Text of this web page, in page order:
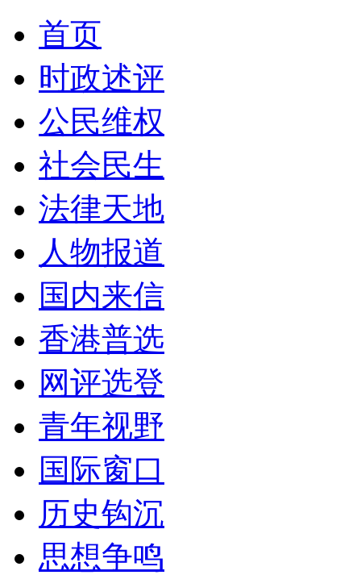
首页
时政述评
公民维权
社会民生
法律天地
人物报道
国内来信
香港普选
网评选登
青年视野
国际窗口
历史钩沉
思想争鸣